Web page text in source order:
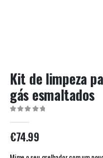
Kit de limpeza
gás esmaltados
€74.99